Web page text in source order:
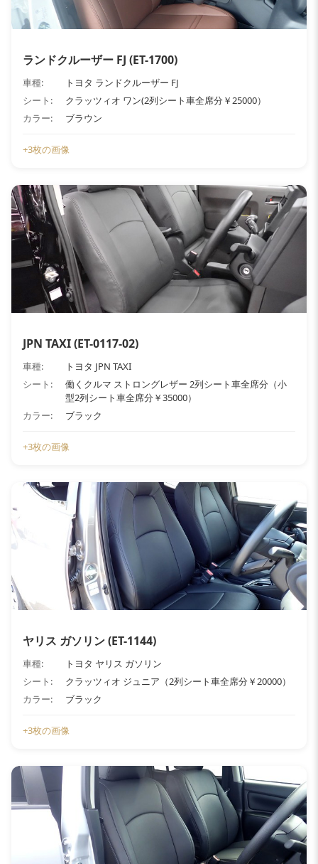
ランドクルーザー FJ (ET-1700)
車種:
トヨタ ランドクルーザー FJ
シート:
クラッツィオ ワン(2列シート車全席分￥25000）
カラー:
ブラウン
+3枚の画像
JPN TAXI (ET-0117-02)
車種:
トヨタ JPN TAXI
シート:
働くクルマ ストロングレザー 2列シート車全席分（小
型2列シート車全席分￥35000）
カラー:
ブラック
+3枚の画像
ヤリス ガソリン (ET-1144)
車種:
トヨタ ヤリス ガソリン
シート:
クラッツィオ ジュニア（2列シート車全席分￥20000）
カラー:
ブラック
+3枚の画像